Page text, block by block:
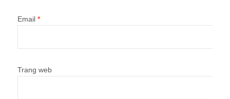
Email *
Trang web